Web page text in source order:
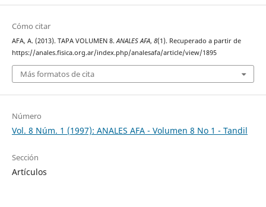
Cómo citar
AFA, A. (2013). TAPA VOLUMEN 8.ANALES AFA, 8(1). Recuperado a partir de
https://anales.fisica.org.ar/index.php/analesafa/article/view/1895
Más formatos de cita
Número
Vol. 8 Núm. 1 (1997): ANALES AFA - Volumen 8 No 1 - Tandil
Sección
Artículos